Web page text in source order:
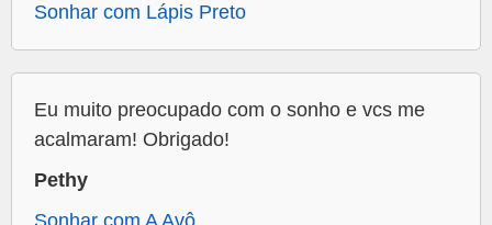
Sonhar com Lápis Preto
Eu muito preocupado com o sonho e vcs me
acalmaram! Obrigado!
Pethy